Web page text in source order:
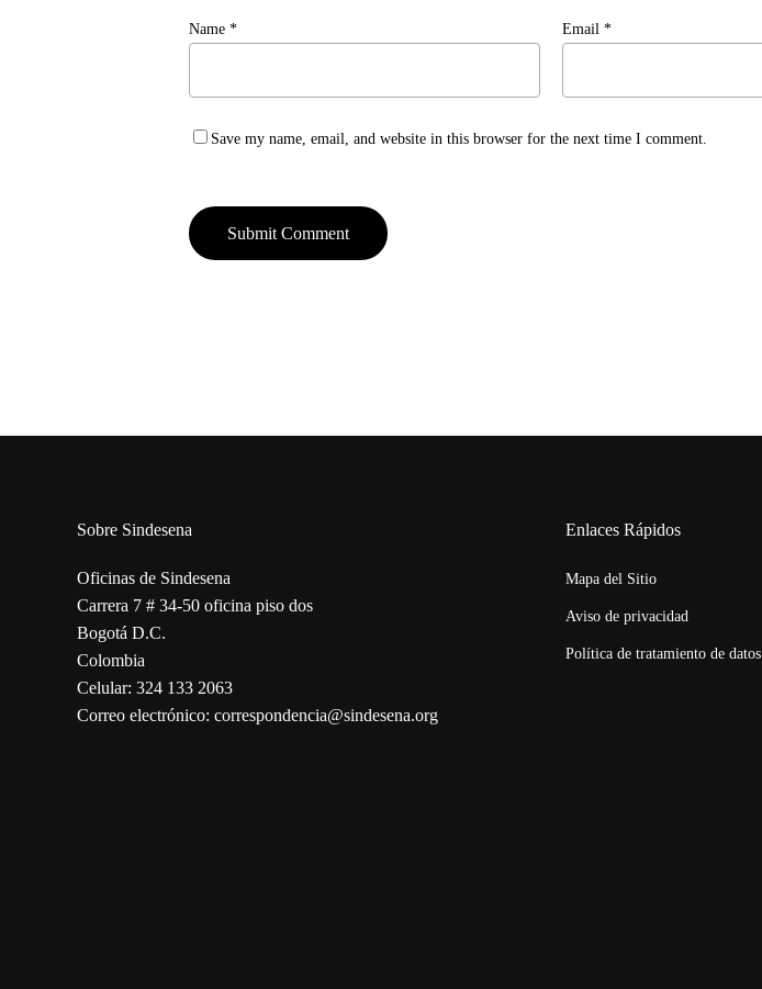
Name * Email *
Save my name, email, and website in this browser for the next time I comment.
Sobre Sindesena
Oficinas de Sindesena
Carrera 7 # 34-50 oficina piso dos
Bogotá D.C.
Colombia
Celular: 324 133 2063
Correo electrónico: correspondencia@sindesena.org
Enlaces Rápidos
Mapa del Sitio
Aviso de privacidad
Política de tratamiento de datos